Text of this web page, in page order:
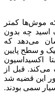
موش‌ها کمتر
اسید چه بدون
می‌دهد که
و سطح پایین
اکسیداسیون
می‌کند. قبل از
این قضیه شد
سمی بودند.